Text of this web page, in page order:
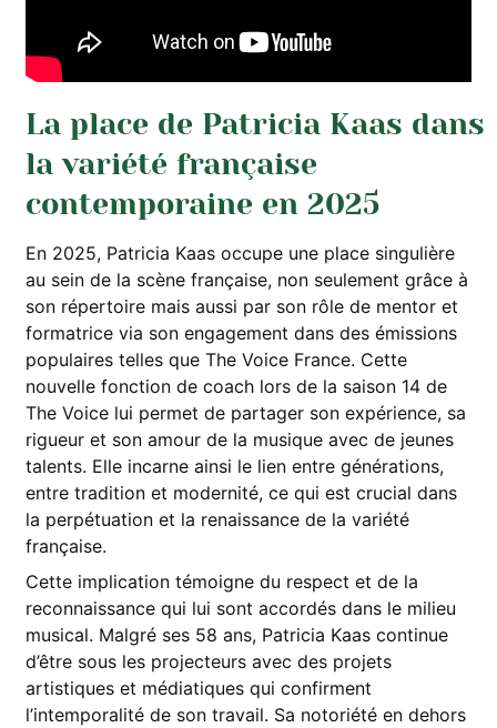
La place de Patricia Kaas dans
la variété française
contemporaine en 2025
En 2025, Patricia Kaas occupe une place singulière
au sein de la scène française, non seulement grâce à
son répertoire mais aussi par son rôle de mentor et
formatrice via son engagement dans des émissions
populaires telles que The Voice France. Cette
nouvelle fonction de coach lors de la saison 14 de
The Voice lui permet de partager son expérience, sa
rigueur et son amour de la musique avec de jeunes
talents. Elle incarne ainsi le lien entre générations,
entre tradition et modernité, ce qui est crucial dans
la perpétuation et la renaissance de la variété
française.
Cette implication témoigne du respect et de la
reconnaissance qui lui sont accordés dans le milieu
musical. Malgré ses 58 ans, Patricia Kaas continue
d’être sous les projecteurs avec des projets
artistiques et médiatiques qui confirment
l’intemporalité de son travail. Sa notoriété en dehors